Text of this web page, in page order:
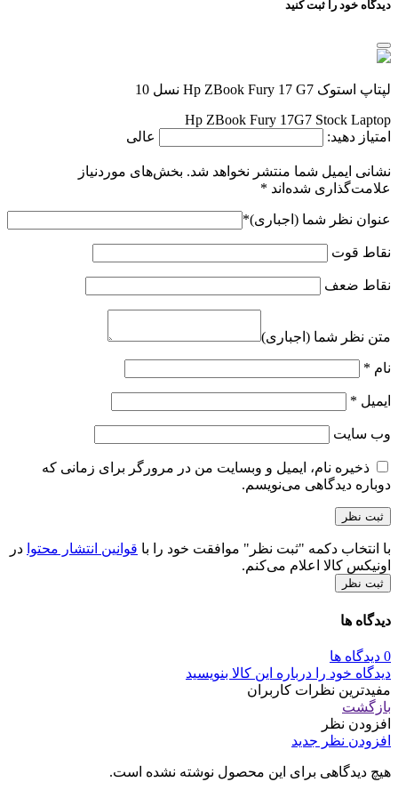
دیدگاه خود را ثبت کنید
لپتاپ استوک Hp ZBook Fury 17 G7 نسل 10
Hp ZBook Fury 17G7 Stock Laptop
امتیاز دهید:
عالی
نشانی ایمیل شما منتشر نخواهد شد. بخش‌های موردنیاز
علامت‌گذاری شده‌اند *
عنوان نظر شما (اجباری)*
نقاط قوت
نقاط ضعف
متن نظر شما (اجباری)
نام *
ایمیل *
وب‌ سایت
ذخیره نام، ایمیل و وبسایت من در مرورگر برای زمانی که
دوباره دیدگاهی می‌نویسم.
با انتخاب دکمه "ثبت نظر" موافقت خود را با قوانین انتشار محتوا در
اونیکس کالا اعلام می‌کنم.
ثبت نظر
دیدگاه ها
0 دیدگاه ها
دیدگاه خود را درباره این کالا بنویسید
مفیدترین نظرات کاربران
بازگشت
افزودن نظر
افزودن نظر جدید
هیچ دیدگاهی برای این محصول نوشته نشده است.